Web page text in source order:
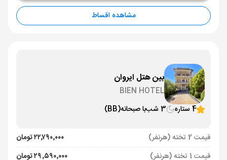
مشاهده اقساط
بین هتل ایروان
BIEN HOTEL
4 ستاره
3 شب با صبحانه(BB)
قیمت 2 تخته (هرنفر)
۲۲٬۷۹۰٬۰۰۰ تومان
قیمت 1 تخته (هرنفر)
۲۹٬۵۹۰٬۰۰۰ تومان